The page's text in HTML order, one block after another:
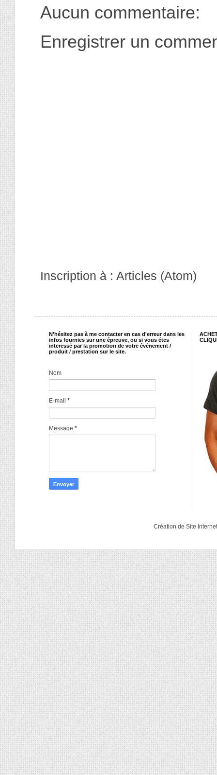
Aucun commentaire:
Enregistrer un
Inscription à : Articles (Atom)
N’hésitez pas à me contacter en cas d'erreur dans les
infos fournies sur une épreuve, ou si vous étes
interessé par la promotion de votre évènement /
produit / prestation sur le site.
Nom
E-mail *
Message *
Création de Site